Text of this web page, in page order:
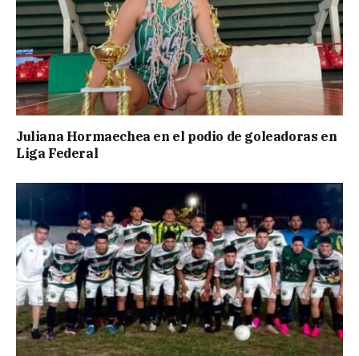
Juliana Hormaechea en el podio de goleadoras en
Liga Federal